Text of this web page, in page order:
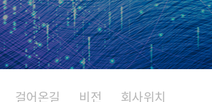
걸어온길 비전 회사위치